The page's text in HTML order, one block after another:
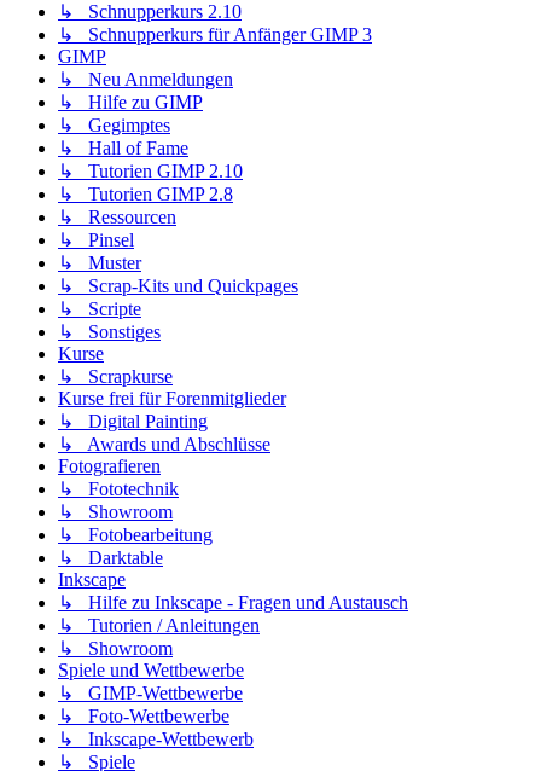
↳ Schnupperkurs 2.10
↳ Schnupperkurs für Anfänger GIMP 3
GIMP
↳ Neu Anmeldungen
↳ Hilfe zu GIMP
↳ Gegimptes
↳ Hall of Fame
↳ Tutorien GIMP 2.10
↳ Tutorien GIMP 2.8
↳ Ressourcen
↳ Pinsel
↳ Muster
↳ Scrap-Kits und Quickpages
↳ Scripte
↳ Sonstiges
Kurse
↳ Scrapkurse
Kurse frei für Forenmitglieder
↳ Digital Painting
↳ Awards und Abschlüsse
Fotografieren
↳ Fototechnik
↳ Showroom
↳ Fotobearbeitung
↳ Darktable
Inkscape
↳ Hilfe zu Inkscape - Fragen und Austausch
↳ Tutorien / Anleitungen
↳ Showroom
Spiele und Wettbewerbe
↳ GIMP-Wettbewerbe
↳ Foto-Wettbewerbe
↳ Inkscape-Wettbewerb
↳ Spiele